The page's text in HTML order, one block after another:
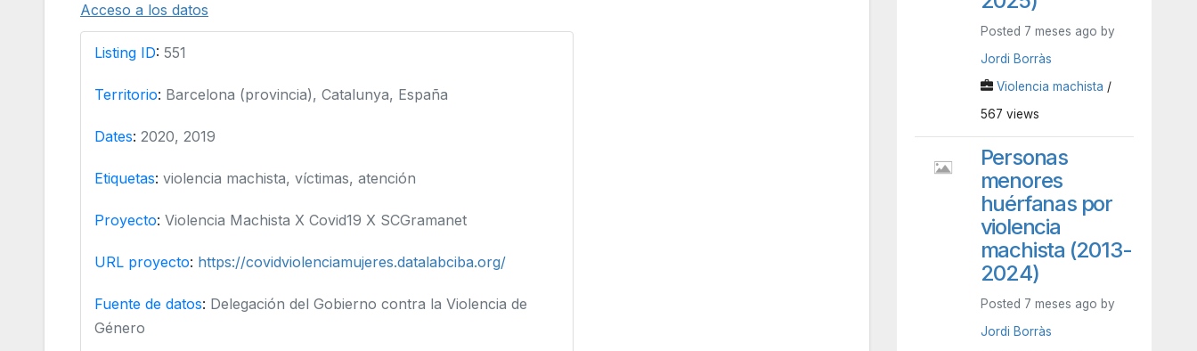
Acceso a los datos
Listing ID: 551
Territorio: Barcelona (provincia), Catalunya, España
Dates: 2020, 2019
Etiquetas: violencia machista, víctimas, atención
Proyecto: Violencia Machista X Covid19 X SCGramanet
URL proyecto: https://covidviolenciamujeres.datalabciba.org/
Fuente de datos: Delegación del Gobierno contra la Violencia de
Género
Posted 7 meses ago by
Jordi Borràs
Violencia machista /
567 views
Personas
menores
huérfanas por
violencia
machista (2013-
2024)
Posted 7 meses ago by
Jordi Borràs